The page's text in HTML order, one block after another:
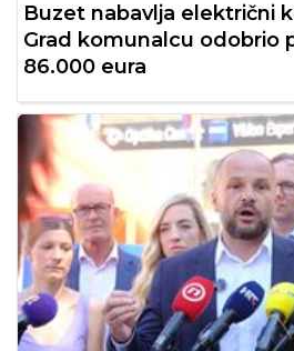
Buzet nabavlja električni
Grad komunalcu odobrio
86.000 eura